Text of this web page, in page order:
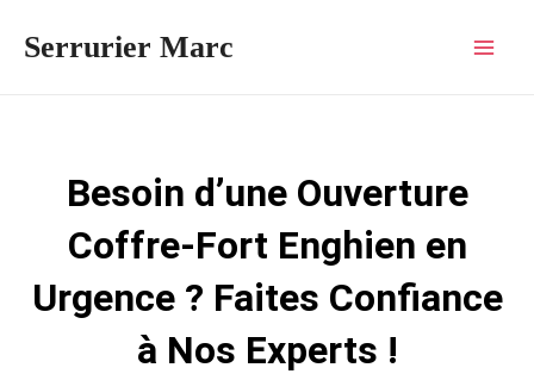
Serrurier Marc
Besoin d’une Ouverture
Coffre-Fort Enghien en
Urgence ? Faites Confiance
à Nos Experts !